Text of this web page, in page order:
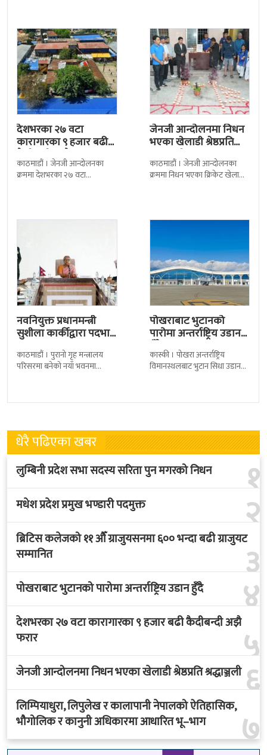
देशभरका २७ वटा
कारागारका ९ हजार बढी
कैदीबन्दी अझै फरार
काठमाडौं । जेनजी आन्दोलनका
क्रममा देशभरका २७ वटा
जेनजी आन्दोलनमा निधन
भएका खेलाडी श्रेष्ठप्रति
श्रद्धाञ्जली
काठमाडौं । जेनजी आन्दोलनका
क्रममा निधन भएका क्रिकेट खेलाडी
नवनियुक्त प्रधानमन्त्री
सुशीला कार्कीद्वारा पदभार
काठमाडौं । पुरानो गृह मन्त्रालय
परिसरमा बनेको नयाँ भवनमा
नवनियुक्त
पोखराबाट भुटानको
पारोमा अन्तर्राष्ट्रिय उडान
हुँदै
कास्की । पोखरा अन्तर्राष्ट्रिय
विमानस्थलबाट भुटान सिधा उडान
लागेको हो
धेरै पढिएका खबर
१
लुम्बिनी प्रदेश सभा सदस्य सरिता पुन मगरको निधन
२
मधेश प्रदेश प्रमुख भण्डारी पदमुक्त
३
ब्रिटिस कलेजको ११ औँ ग्राजुयसनमा ६०० भन्दा बढी ग्राजुयट
सम्मानित
४
पोखराबाट भुटानको पारोमा अन्तर्राष्ट्रिय उडान हुँदै
५
देशभरका २७ वटा कारागारका ९ हजार बढी कैदीबन्दी अझै
फरार
६
जेनजी आन्दोलनमा निधन भएका खेलाडी श्रेष्ठप्रति श्रद्धाञ्जली
७
लिम्पियाधुरा, लिपुलेख र कालापानी नेपालको ऐतिहासिक,
भौगोलिक र कानुनी अधिकारमा आधारित भू–भाग